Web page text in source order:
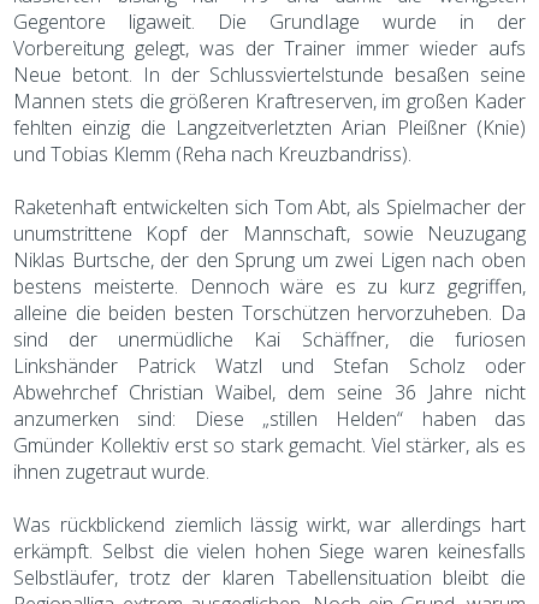
Gegentore ligaweit. Die Grundlage wurde in der
Vorbereitung gelegt, was der Trainer immer wieder aufs
Neue betont. In der Schlussviertelstunde besaßen seine
Mannen stets die größeren Kraftreserven, im großen Kader
fehlten einzig die Langzeitverletzten Arian Pleißner (Knie)
und Tobias Klemm (Reha nach Kreuzbandriss).
Raketenhaft entwickelten sich Tom Abt, als Spielmacher der
unumstrittene Kopf der Mannschaft, sowie Neuzugang
Niklas Burtsche, der den Sprung um zwei Ligen nach oben
bestens meisterte. Dennoch wäre es zu kurz gegriffen,
alleine die beiden besten Torschützen hervorzuheben. Da
sind der unermüdliche Kai Schäffner, die furiosen
Linkshänder Patrick Watzl und Stefan Scholz oder
Abwehrchef Christian Waibel, dem seine 36 Jahre nicht
anzumerken sind: Diese „stillen Helden“ haben das
Gmünder Kollektiv erst so stark gemacht. Viel stärker, als es
ihnen zugetraut wurde.
Was rückblickend ziemlich lässig wirkt, war allerdings hart
erkämpft. Selbst die vielen hohen Siege waren keinesfalls
Selbstläufer, trotz der klaren Tabellensituation bleibt die